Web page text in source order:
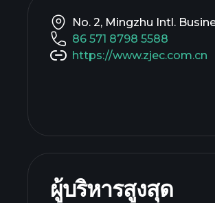
No. 2, Mingzhu Intl.
86 571 8798 5588
https://www.zjec.com.cn
ผู้บริหารสูงสุด